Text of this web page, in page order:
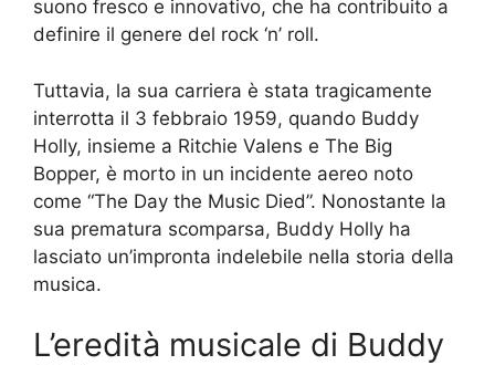
suono fresco e innovativo, che ha contribuito a
definire il genere del rock ‘n’ roll.
Tuttavia, la sua carriera è stata tragicamente
interrotta il 3 febbraio 1959, quando Buddy
Holly, insieme a Ritchie Valens e The Big
Bopper, è morto in un incidente aereo noto
come “The Day the Music Died”. Nonostante la
sua prematura scomparsa, Buddy Holly ha
lasciato un’impronta indelebile nella storia della
musica.
L’eredità musicale di Buddy